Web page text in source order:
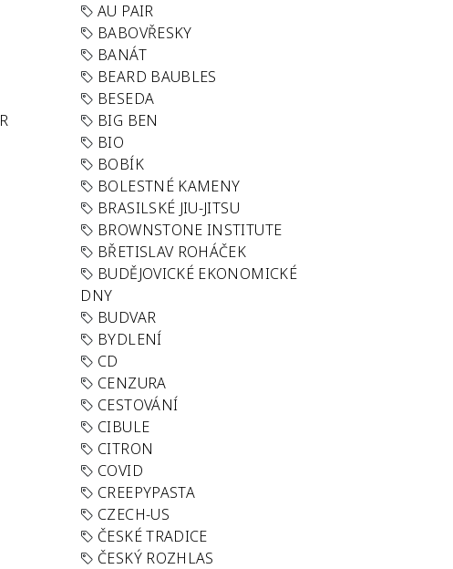
AU PAIR
BABOVŘESKY
BANÁT
BEARD BAUBLES
BESEDA
BIG BEN
BIO
BOBÍK
BOLESTNÉ KAMENY
BRASILSKÉ JIU-JITSU
BROWNSTONE INSTITUTE
BŘETISLAV ROHÁČEK
BUDĚJOVICKÉ EKONOMICKÉ
DNY
BUDVAR
BYDLENÍ
CD
CENZURA
CESTOVÁNÍ
CIBULE
CITRON
COVID
CREEPYPASTA
CZECH-US
ČESKÉ TRADICE
ČESKÝ ROZHLAS